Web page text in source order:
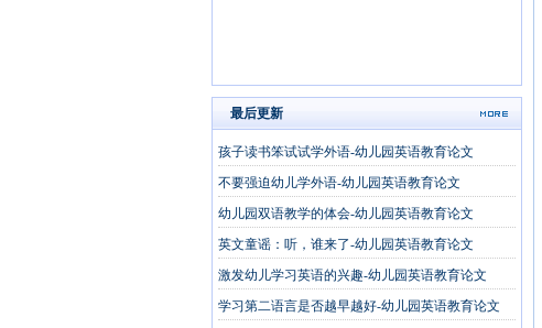
最后更新
孩子读书笨试试学外语-幼儿园英语教育论文
不要强迫幼儿学外语-幼儿园英语教育论文
幼儿园双语教学的体会-幼儿园英语教育论文
英文童谣：听，谁来了-幼儿园英语教育论文
激发幼儿学习英语的兴趣-幼儿园英语教育论文
学习第二语言是否越早越好-幼儿园英语教育论文